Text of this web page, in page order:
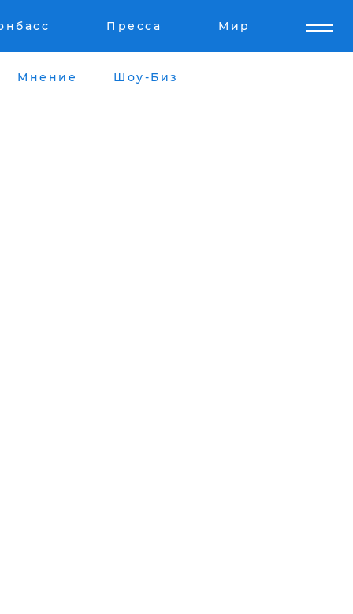
Пресса Мир
Мнение Шоу-Биз